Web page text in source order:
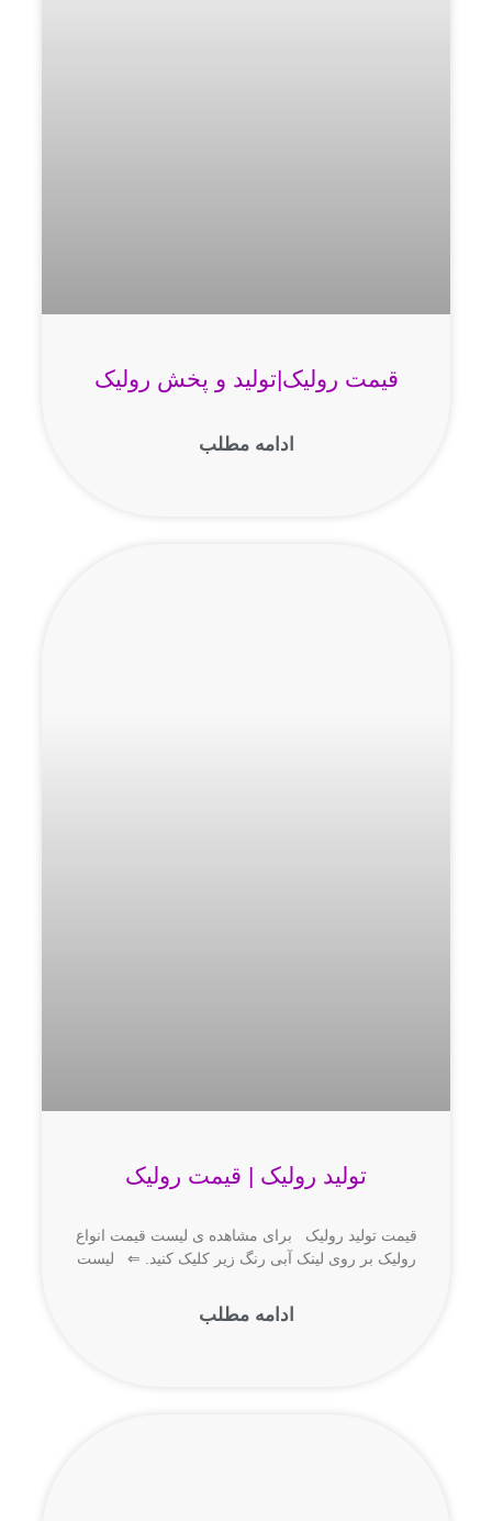
قیمت رولیک|تولید و پخش رولیک
ادامه مطلب
تولید رولیک | قیمت رولیک
قیمت تولید رولیک برای مشاهده ی لیست قیمت انواع
رولیک بر روی لینک آبی رنگ زیر کلیک کنید. ⇐ لیست
ادامه مطلب